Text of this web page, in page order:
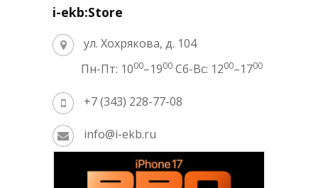
i-ekb:Store
ул. Хохрякова, д. 104
Пн-Пт: 1000–1900 Сб-Вс: 1200–1700
+7 (343) 228-77-08
info@i-ekb.ru